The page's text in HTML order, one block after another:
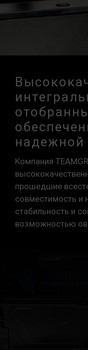
надежной
Компания
прошедшие
совместимость и
стабильность и
возможностью